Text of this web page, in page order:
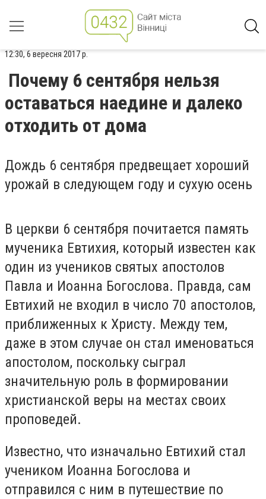
12:30, 6 вересня 2017 р.
Почему 6 сентября нельзя
оставаться наедине и далеко
отходить от дома
Дождь 6 сентября предвещает хороший
урожай в следующем году и сухую осень
В церкви 6 сентября почитается память
мученика Евтихия, который известен как
один из учеников святых апостолов
Павла и Иоанна Богослова. Правда, сам
Евтихий не входил в число 70 апостолов,
приближенных к Христу. Между тем,
даже в этом случае он стал именоваться
апостолом, поскольку сыграл
значительную роль в формировании
христианской веры на местах своих
проповедей.
Известно, что изначально Евтихий стал
учеником Иоанна Богослова и
отправился с ним в путешествие по